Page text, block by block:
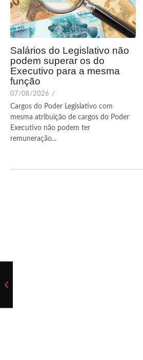
Salários do Legislativo não
podem superar os do
Executivo para a mesma
função
07/08/2026 /
Cargos do Poder Legislativo com
mesma atribuição de cargos do Poder
Executivo não podem ter
remuneração...